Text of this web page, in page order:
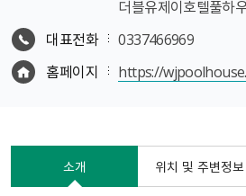
더블유제이호텔풀하
대표전화
0337466969
홈페이지
https://
소개 위치 및 주변정보